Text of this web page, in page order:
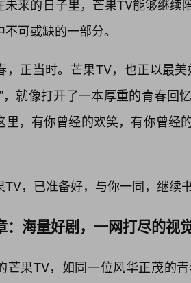
未来的日子里，芒果TV能够继续
可或缺的一部分。
，正当时。芒果TV，也正以最
，就像打开了一本厚重的青春回
里，有你曾经的欢笑，有你曾经
，已准备好，与你一同，继续
：海量好剧，一网打尽的视
芒果TV，如同一位风华正茂的